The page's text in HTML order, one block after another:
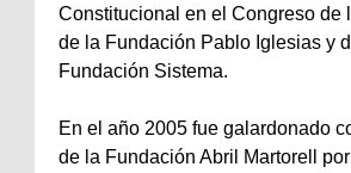
Constitucional en el Congreso de
de la Fundación Pablo Iglesias y
Fundación Sistema.
En el año 2005 fue galardonado
de la Fundación Abril Martorell